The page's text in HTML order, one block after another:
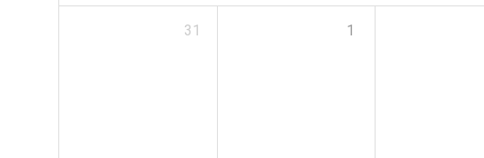
31 1